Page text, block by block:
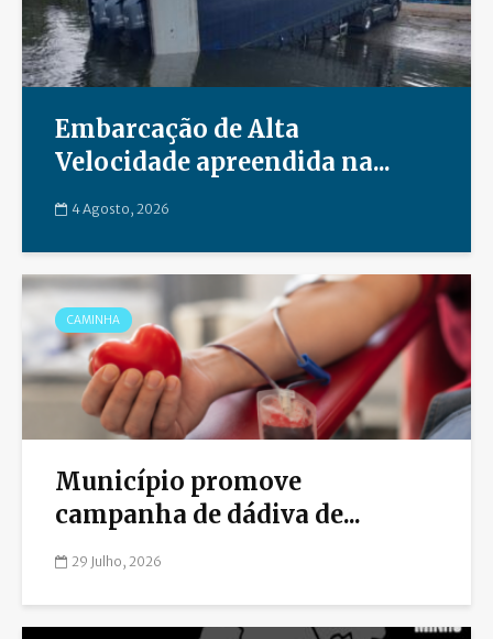
Embarcação de Alta
Velocidade apreendida na...
4 Agosto, 2026
CAMINHA
Município promove
campanha de dádiva de...
29 Julho, 2026